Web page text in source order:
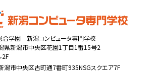
合学園 新潟コンピュータ専門学校
県新潟市中央区花園1丁目1番15号2
2F
市中央区古町通7番町935NSGスクエア7F